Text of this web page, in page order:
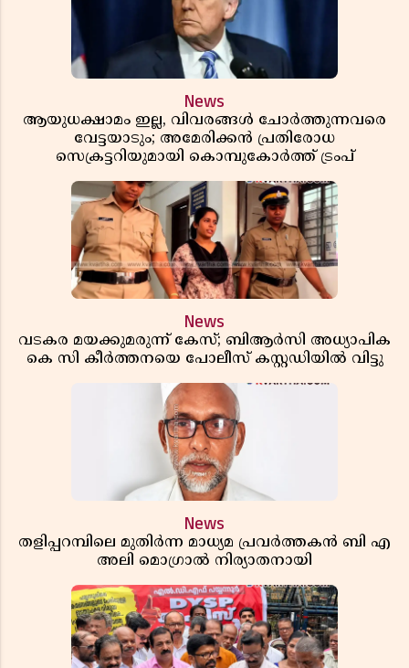
News
ആയുധക്ഷാമം ഇല്ല, വിവരങ്ങൾ ചോർത്തുന്നവരെ
വേട്ടയാടും; അമേരിക്കൻ പ്രതിരോധ
സെക്രട്ടറിയുമായി കൊമ്പുകോർത്ത് ട്രംപ്
News
വടകര മയക്കുമരുന്ന് കേസ്; ബിആർസി അധ്യാപിക
കെ സി കീർത്തനയെ പോലീസ് കസ്റ്റഡിയിൽ വിട്ടു
News
തളിപ്പറമ്പിലെ മുതിർന്ന മാധ്യമ പ്രവർത്തകൻ ബി എ
അലി മൊഗ്രാൽ നിര്യാതനായി